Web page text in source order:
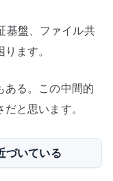
基盤、ファイル共
ます。
ある。この中間的
と思います。
づいている